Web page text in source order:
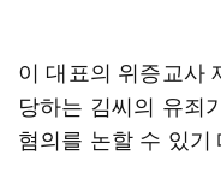
이 대표의 위증교사
당하는 김씨의 유죄
혐의를 논할 수 있기